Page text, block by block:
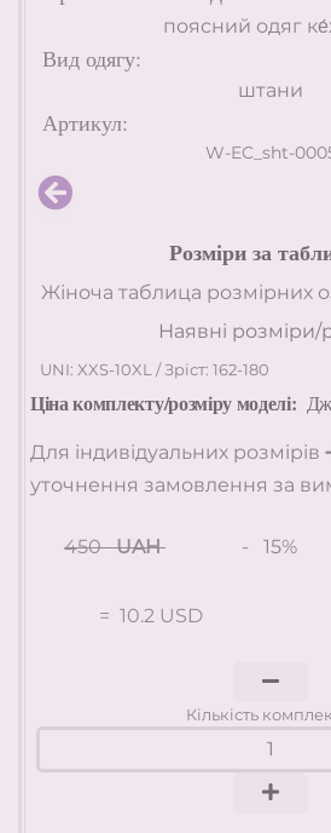
поясний одяг
Вид одягу:
штани
Артикул:
W-EC_sht-
Розміри за
Жіноча таблица розмірних
Наявні розміри/
UNI: XXS-10XL / Зріст: 162-180
Ціна комплекту/розміру моделі:
Для індивідуальних розмірів
уточнення замовлення за
450 UAH - 15%
= 10.2 USD
Кількість